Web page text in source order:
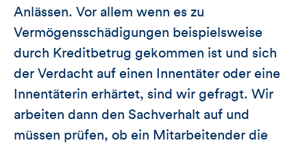
Anlässen. Vor allem wenn es zu
Vermögensschädigungen beispielsweise
durch Kreditbetrug gekommen ist und sich
der Verdacht auf einen Innentäter oder eine
Innentäterin erhärtet, sind wir gefragt. Wir
arbeiten dann den Sachverhalt auf und
müssen prüfen, ob ein Mitarbeitender die